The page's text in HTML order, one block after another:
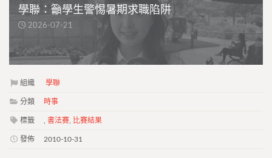
學聯：籲學生警惕暑期求職陷阱
2026-07-21
組織 學聯
分類 時事
標籤 書法賽 比賽結果
發佈 2010-10-31